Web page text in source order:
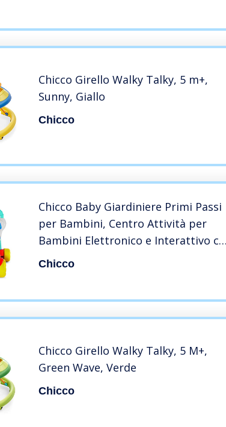
Chicco Girello Walky Talky, 5 m+,
Sunny, Giallo
Chicco
Chicco Baby Giardiniere Primi Passi
per Bambini, Centro Attività per
Bambini Elettronico e Interattivo con
Gioco a Incastri, Luci e Suoni,
Chicco
Chicco Girello Walky Talky, 5 M+,
Green Wave, Verde
Chicco